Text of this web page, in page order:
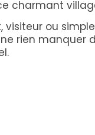
charmant
visiteur ou
rien manquer